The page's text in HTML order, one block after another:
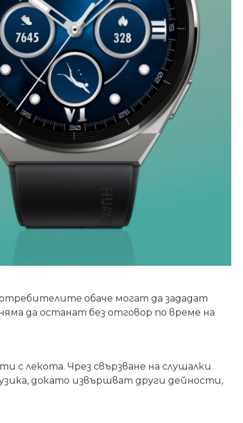
обаче могат да зададат
да останат без отговор по време на
с лекота. Чрез свързване на слушалки
докато извършват други дейности,